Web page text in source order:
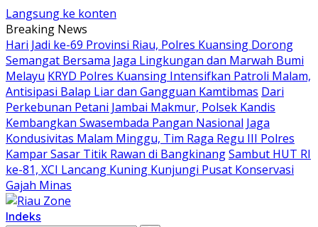
Langsung ke konten
Breaking News
Hari Jadi ke-69 Provinsi Riau, Polres Kuansing Dorong
Semangat Bersama Jaga Lingkungan dan Marwah Bumi
Melayu KRYD Polres Kuansing Intensifkan Patroli Malam,
Antisipasi Balap Liar dan Gangguan Kamtibmas Dari
Perkebunan Petani Jambai Makmur, Polsek Kandis
Kembangkan Swasembada Pangan Nasional Jaga
Kondusivitas Malam Minggu, Tim Raga Regu III Polres
Kampar Sasar Titik Rawan di BangkinangSambut HUT RI
ke-81, XCI Lancang Kuning Kunjungi Pusat Konservasi
Gajah Minas
Indeks